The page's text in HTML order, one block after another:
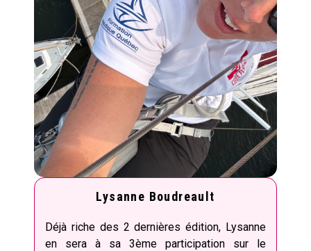
Lysanne Boudreault
Déjà riche des 2 dernières édition, Lysanne
en sera à sa 3ème participation sur le